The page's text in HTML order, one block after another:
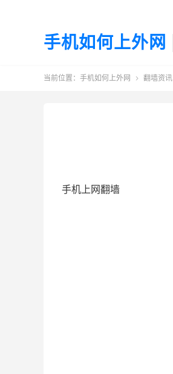
手机如何上外网
当前位置： 手机如何上外网  翻墙资讯
手机上网翻墙